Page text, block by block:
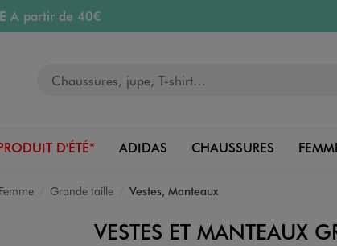
A partir de 40€
OFFERTE
dès 50€
30 jours
D'ÉTÉ* ADIDAS CHAUSSURES
Femme Grande taille Vestes, Manteaux
VESTES ET MANTEAUX